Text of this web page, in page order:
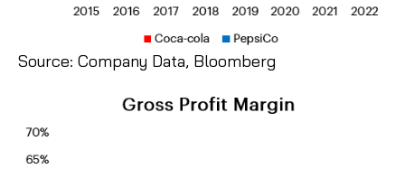
Source: Company Data, Bloomberg